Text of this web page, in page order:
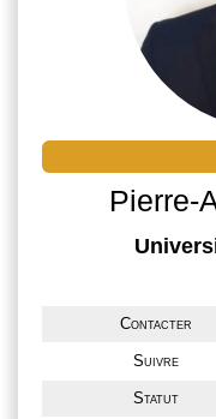
Pierre-
Contacter
Suivre
Statut